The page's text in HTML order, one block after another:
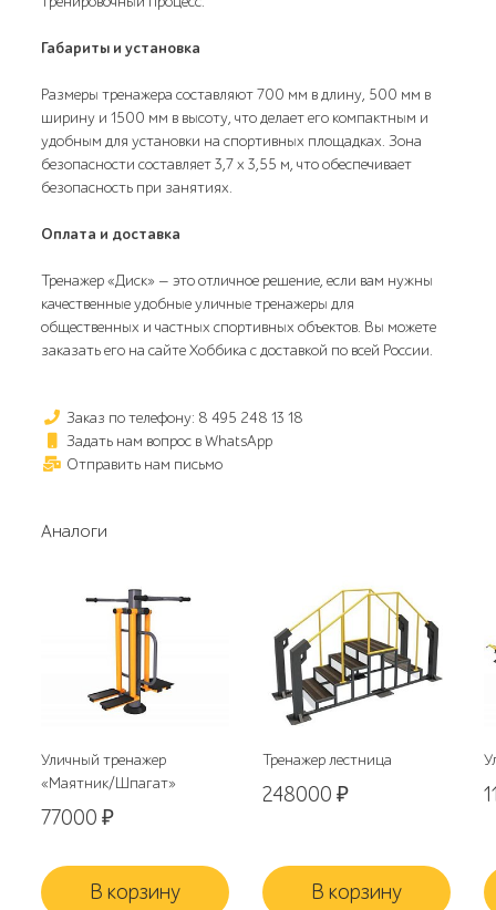
Габариты и установка
Размеры тренажера составляют 700 мм в длину, 500 мм в
ширину и 1500 мм в высоту, что делает его компактным и
удобным для установки на спортивных площадках. Зона
безопасности составляет 3,7 x 3,55 м, что обеспечивает
безопасность при занятиях.
Оплата и доставка
Тренажер «Диск» — это отличное решение, если вам нужны
качественные удобные уличные тренажеры для
общественных и частных спортивных объектов. Вы можете
заказать его на сайте Хоббика с доставкой по всей России.
Заказ по телефону: 8 495 248 13 18
Задать нам вопрос в WhatsApp
Отправить нам письмо
Аналоги
Уличный тренажер
«Маятник/Шпагат»
77000₽
В корзину
Тренажер лестница
248000₽
В корзину